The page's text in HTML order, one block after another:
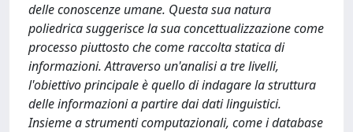
delle conoscenze umane. Questa sua natura
poliedrica suggerisce la sua concettualizzazione come
processo piuttosto che come raccolta statica di
informazioni. Attraverso un'analisi a tre livelli,
l'obiettivo principale è quello di indagare la struttura
delle informazioni a partire dai dati linguistici.
Insieme a strumenti computazionali, come i database